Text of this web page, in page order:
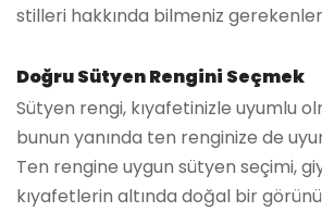
stilleri hakkında bilmeniz
Doğru Sütyen Rengini Seçmek
Sütyen rengi, kıyafetinizle uyumlu
bunun yanında ten renginize de
Ten rengine uygun sütyen seçimi,
kıyafetlerin altında doğal bir